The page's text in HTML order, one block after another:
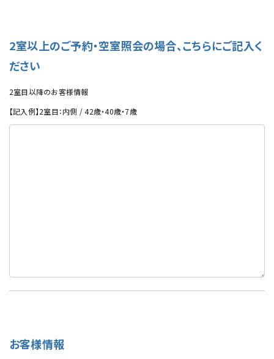
2室以上のご予約・空室照会の場合、こちらにご記入く
ださい
2室目以降のお客様情報
【記入例】2室目：内側 / 42歳・40歳・7歳
お客様情報